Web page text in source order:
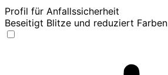
Profil für Anfallssicherheit
Beseitigt Blitze und reduziert Farben